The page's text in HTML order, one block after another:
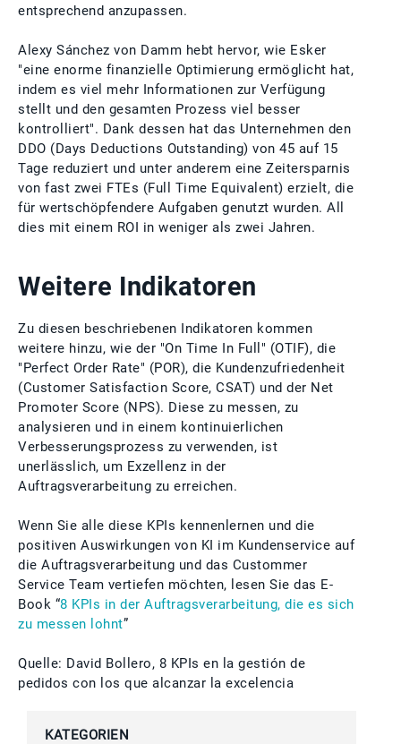
entsprechend anzupassen.
Alexy Sánchez von Damm hebt hervor, wie Esker
"eine enorme finanzielle Optimierung ermöglicht hat,
indem es viel mehr Informationen zur Verfügung
stellt und den gesamten Prozess viel besser
kontrolliert". Dank dessen hat das Unternehmen den
DDO (Days Deductions Outstanding) von 45 auf 15
Tage reduziert und unter anderem eine Zeitersparnis
von fast zwei FTEs (Full Time Equivalent) erzielt, die
für wertschöpfendere Aufgaben genutzt wurden. All
dies mit einem ROI in weniger als zwei Jahren.
Weitere Indikatoren
Zu diesen beschriebenen Indikatoren kommen
weitere hinzu, wie der "On Time In Full" (OTIF), die
"Perfect Order Rate" (POR), die Kundenzufriedenheit
(Customer Satisfaction Score, CSAT) und der Net
Promoter Score (NPS). Diese zu messen, zu
analysieren und in einem kontinuierlichen
Verbesserungsprozess zu verwenden, ist
unerlässlich, um Exzellenz in der
Auftragsverarbeitung zu erreichen.
Wenn Sie alle diese KPIs kennenlernen und die
positiven Auswirkungen von KI im Kundenservice auf
die Auftragsverarbeitung und das Custommer
Service Team vertiefen möchten, lesen Sie das E-
Book “8 KPIs in der Auftragsverarbeitung, die es sich
zu messen lohnt”
Quelle: David Bollero, 8 KPIs en la gestión de
pedidos con los que alcanzar la excelencia
KATEGORIEN